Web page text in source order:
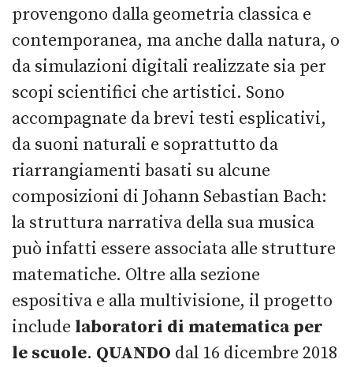
provengono dalla geometria classica e
contemporanea, ma anche dalla natura, o
da simulazioni digitali realizzate sia per
scopi scientifici che artistici. Sono
accompagnate da brevi testi esplicativi,
da suoni naturali e soprattutto da
riarrangiamenti basati su alcune
composizioni di Johann Sebastian Bach:
la struttura narrativa della sua musica
può infatti essere associata alle strutture
matematiche. Oltre alla sezione
espositiva e alla multivisione, il progetto
include laboratori di matematica per
le scuole. QUANDO dal 16 dicembre 2018